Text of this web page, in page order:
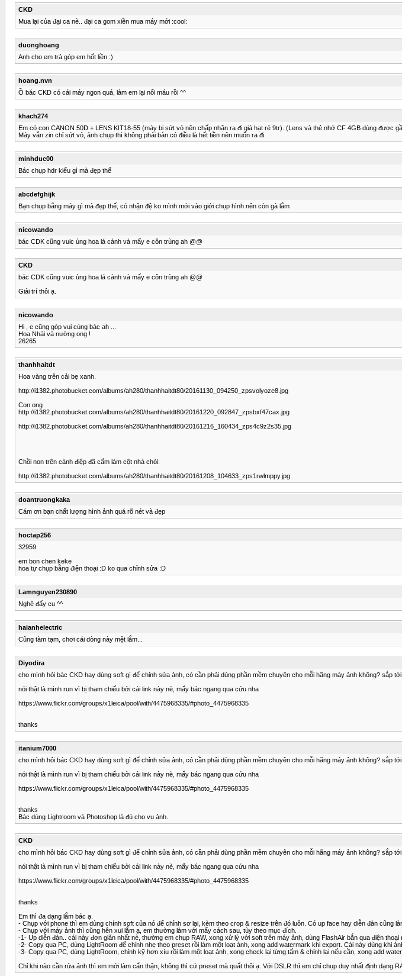
CKD
Mua lại của đại ca nè.. đại ca gom xiền mua máy mới :cool:
duonghoang
Anh cho em trả góp em hốt liền :)
hoang.nvn
Ồ bác CKD có cái máy ngon quá, làm em lại nổi máu rồi ^^
khach274
Em có con CANON 50D + LENS KIT18-55 (máy bị sứt vỏ nên chấp nhận ra đi giá hạt rẻ 9tr). (Lens và thẻ nhớ CF 4GB dùng được
Máy vẫn zin chỉ sứt vỏ, ảnh chụp thì không phải bàn có điều là hết tiền nên muốn ra đi.
minhduc00
Bác chụp hdr kiểu gì mà đẹp thế
abcdefghijk
Bạn chụp bắng máy gì mà đẹp thế, có nhận đệ ko mình mới vào giới chụp hình nên còn gà lắm
nicowando
bác CDK cũng vuic ùng hoa lá cành và mấy e côn trùng ah @@
CKD
bác CDK cũng vuic ùng hoa lá cành và mấy e côn trùng ah @@
Giải trí thôi ạ.
nicowando
Hi , e cũng góp vui cùng bác ah ...
Hoa Nhái và nường ong !
26265
thanhhaitdt
Hoa vàng trên cải bẹ xanh.
http://i1382.photobucket.com/albums/ah280/thanhhaitdt80/20161130_094250_zpsvolyoze8.jpg
Con ong
http://i1382.photobucket.com/albums/ah280/thanhhaitdt80/20161220_092847_zpsbxf47cax.jpg
http://i1382.photobucket.com/albums/ah280/thanhhaitdt80/20161216_160434_zps4c9z2s35.jpg
Chồi non trên cành điệp đã cấm làm cột nhà chòi:
http://i1382.photobucket.com/albums/ah280/thanhhaitdt80/20161208_104633_zps1rwlmppy.jpg
doantruongkaka
Cám ơn bạn chất lượng hình ảnh quá rõ nét và đẹp
hoctap256
32959
em bon chen keke
hoa tự chụp bằng điện thoại :D ko qua chỉnh sửa :D
Lamnguyen230890
Nghệ đấy cụ ^^
haianhelectric
Cũng tàm tạm, chơi cái dòng này mệt lắm...
Diyodira
cho mình hỏi bác CKD hay dùng soft gì để chỉnh sửa ảnh, có cần phải dùng phần mềm chuyên cho mỗi hãng máy ảnh không? sắp
nói thật là mình run vì bị tham chiếu bởi cái link này nè, mấy bác ngang qua cứu nha
https://www.flickr.com/groups/x1leica/pool/with/4475968335/#photo_4475968335
thanks
itanium7000
cho mình hỏi bác CKD hay dùng soft gì để chỉnh sửa ảnh, có cần phải dùng phần mềm chuyên cho mỗi hãng máy ảnh không? sắp
nói thật là mình run vì bị tham chiếu bởi cái link này nè, mấy bác ngang qua cứu nha
https://www.flickr.com/groups/x1leica/pool/with/4475968335/#photo_4475968335
thanks
Bác dùng Lightroom và Photoshop là đủ cho vụ ảnh.
CKD
cho mình hỏi bác CKD hay dùng soft gì để chỉnh sửa ảnh, có cần phải dùng phần mềm chuyên cho mỗi hãng máy ảnh không? sắp
nói thật là mình run vì bị tham chiếu bởi cái link này nè, mấy bác ngang qua cứu nha
https://www.flickr.com/groups/x1leica/pool/with/4475968335/#photo_4475968335
thanks
Em thì đa dạng lắm bác ạ.
- Chụp với phone thì em dùng chính soft của nó để chỉnh sơ lại, kèm theo crop & resize trên đó luôn. Có up face hay diễn đàn cũng
- Chụp với máy ảnh thì cũng hên xui lắm ạ, em thường làm với mấy cách sau, tùy theo mục đích.
-1- Up diễn đàn.. cái này đơn giản nhất nè, thường em chụp RAW, xong xử lý với soft trên máy ảnh, dùng FlashAir bắn qua điện thoại
-2- Copy qua PC, dùng LightRoom để chỉnh nhẹ theo preset rồi làm một loạt ảnh, xong add watermark khi export. Cái này dùng khi
-3- Copy qua PC, dùng LightRoom, chỉnh kỹ hơn xíu rồi làm một loạt ảnh, xong check lại từng tấm & chỉnh lại nếu cần, xong add
Chỉ khi nào cần rửa ảnh thì em mới làm cẩn thận, không thì cứ preset mà quất thôi ạ. Với DSLR thì em chỉ chụp duy nhất định dạng